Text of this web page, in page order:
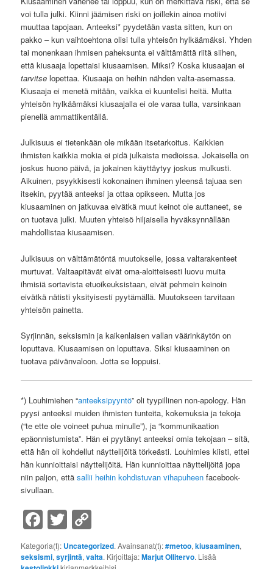
voi tulla julki. Kiinni jäämisen riski on joillekin ainoa motiivi
muuttaa tapojaan. Anteeksi* pyydetään vasta sitten, kun on
pakko – kun vaihtoehtona olisi tulla yhteisön hylkäämäksi. Yhden
tai monenkaan ihmisen paheksunta ei välttämättä riitä siihen,
että kiusaaja lopettaisi kiusaamisen. Miksi? Koska kiusaajan ei
tarvitse lopettaa. Kiusaaja on heihin nähden valta-asemassa.
Kiusaaja ei menetä mitään, vaikka ei kuuntelisi heitä. Mutta
yhteisön hylkäämäksi kiusaajalla ei ole varaa tulla, varsinkaan
pienellä ammattikentällä.
Julkisuus ei tietenkään ole mikään itsetarkoitus. Kaikkien
ihmisten kaikkia mokia ei pidä julkaista medioissa. Jokaisella on
joskus huono päivä, ja jokainen käyttäytyy joskus mulkusti.
Aikuinen, psyykkisesti kokonainen ihminen yleensä tajuaa sen
itsekin, pyytää anteeksi ja ottaa opikseen. Mutta jos
kiusaaminen on jatkuvaa eivätkä muut keinot ole auttaneet, se
on tuotava julki. Muuten yhteisö hiljaisella hyväksynnällään
mahdollistaa kiusaamisen.
Julkisuus on välttämätöntä muutokselle, jossa valtarakenteet
murtuvat. Valtaapitävät eivät oma-aloitteisesti luovu muita
ihmisiä sortavista etuoikeuksistaan, eivät pehmein keinoin
eivätkä nätisti yksityisesti pyytämällä. Muutokseen tarvitaan
yhteisön painetta.
Syrjinnän, seksismin ja kaikenlaisen vallan väärinkäytön on
loputtava. Kiusaamisen on loputtava. Siksi kiusaaminen on
tuotava päivänvaloon. Jotta se loppuisi.
*) Louhimiehen “anteeksipyyntö” oli tyypillinen non-apology. Hän
pyysi anteeksi muiden ihmisten tunteita, kokemuksia ja tekoja
(“te ette ole voineet puhua minulle”), ja “kommunikaation
epäonnistumista”. Hän ei pyytänyt anteeksi omia tekojaan – sitä,
että hän oli kohdellut näyttelijöitä törkeästi. Louhimies kiisti, ettei
hän kunnioittaisi näyttelijöitä. Hän kunnioittaa näyttelijöitä jopa
niin paljon, ettäsallii heihin kohdistuvan vihapuheen facebook-
sivullaan.
Facebook
Twitter
Link
Kategoria(t): Uncategorized. Avainsanat(t):#metoo,kiusaaminen,
seksismi,syrjintä,valta. Kirjoittaja:Marjut Ollitervo. Lisää